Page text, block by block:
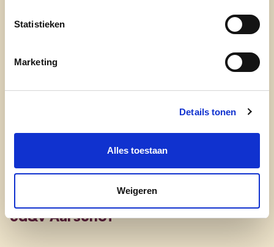
Statistieken
Marketing
Details tonen
Alles toestaan
Weigeren
Tel: 0495233314
cd&v Aarschot